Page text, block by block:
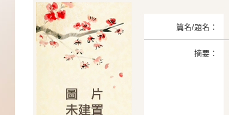
篇名/題名：
摘要：